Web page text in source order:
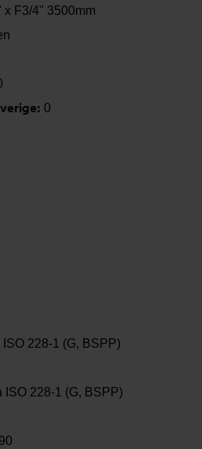
F3/4" 3500mm
0
ISO 228-1 (G, BSPP)
ISO 228-1 (G, BSPP)